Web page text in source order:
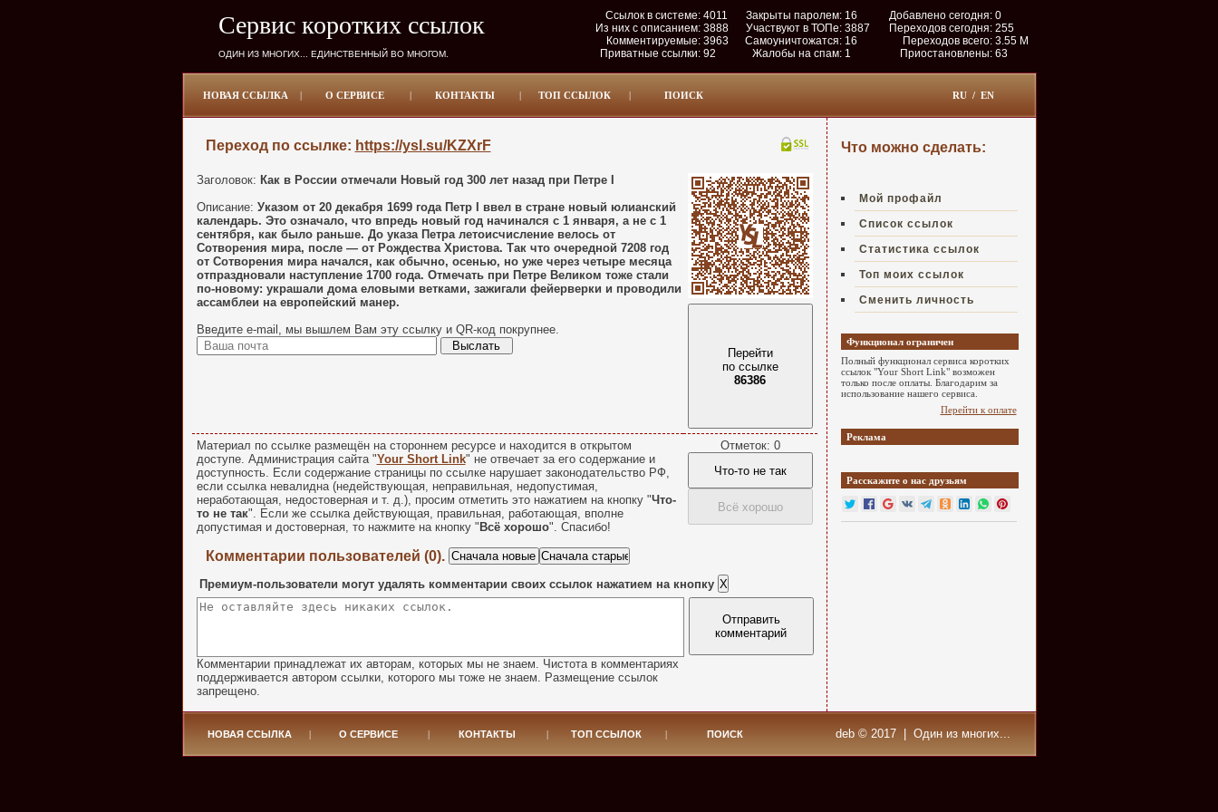
Сервис коротких ссылок
ОДИН ИЗ МНОГИХ... ЕДИНСТВЕННЫЙ ВО МНОГОМ.
Ссылок в системе: 4011 Закрыты паролем: 16 Добавлено сегодня: 0
Из них с описанием: 3888 Участвуют в ТОПе: 3887 Переходов сегодня: 255
Комментируемые: 3963 Самоуничтожатся: 16 Переходов всего: 3.55 M
Приватные ссылки: 92 Жалобы на спам: 1 Приостановлены: 63
НОВАЯ ССЫЛКА | О СЕРВИСЕ | КОНТАКТЫ | ТОП ССЫЛОК | ПОИСК RU / EN
Переход по ссылке: https://ysl.su/KZXrF
Заголовок: Как в России отмечали Новый год 300 лет назад при Петре I
Описание: Указом от 20 декабря 1699 года Петр I ввел в стране новый юлианский
календарь. Это означало, что впредь новый год начинался с 1 января, а не с 1
сентября, как было раньше. До указа Петра летоисчисление велось от
Сотворения мира, после — от Рождества Христова. Так что очередной 7208 год
от Сотворения мира начался, как обычно, осенью, но уже через четыре месяца
отпраздновали наступление 1700 года. Отмечать при Петре Великом тоже стали
по-новому: украшали дома еловыми ветками, зажигали фейерверки и проводили
ассамблеи на европейский манер.
Введите e-mail, мы вышлем Вам эту ссылку и QR-код покрупнее.
Перейти
по ссылке
86386
Материал по ссылке размещён на стороннем ресурсе и находится в открытом
доступе. Администрация сайта "Your Short Link" не отвечает за его содержание и
доступность. Если содержание страницы по ссылке нарушает законодательство РФ,
если ссылка невалидна (недействующая, неправильная, недопустимая,
неработающая, недостоверная и т. д.), просим отметить это нажатием на кнопку "Что-
то не так". Если же ссылка действующая, правильная, работающая, вполне
допустимая и достоверная, то нажмите на кнопку " Всё хорошо". Спасибо!
Отметок: 0
Что-то не так
Всё хорошо
Комментарии пользователей (0).
Премиум-пользователи могут удалять комментарии своих ссылок нажатием на кнопку
Комментарии принадлежат их авторам, которых мы не знаем. Чистота в комментариях
поддерживается автором ссылки, которого мы тоже не знаем. Размещение ссылок
запрещено.
Отправить
комментарий
Что можно сделать:
Мой профайл
Список ссылок
Статистика ссылок
Топ моих ссылок
Сменить личность
Функционал ограничен
Полный функционал сервиса коротких
ссылок "Your Short Link" возможен
только после оплаты. Благодарим за
использование нашего сервиса.
Перейти к оплате
Реклама
Расскажите о нас друзьям
НОВАЯ ССЫЛКА О СЕРВИСЕ КОНТАКТЫ ТОП ССЫЛОК ПОИСК deb © 2017 | Один из многих...